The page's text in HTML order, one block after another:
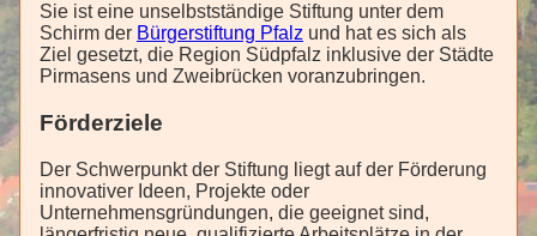
Sie ist eine unselbstständige Stiftung unter dem
Schirm der Bürgerstiftung Pfalz und hat es sich als
Ziel gesetzt, die Region Südpfalz inklusive der Städte
Pirmasens und Zweibrücken voranzubringen.
Förderziele
Der Schwerpunkt der Stiftung liegt auf der Förderung
innovativer Ideen, Projekte oder
Unternehmensgründungen, die geeignet sind,